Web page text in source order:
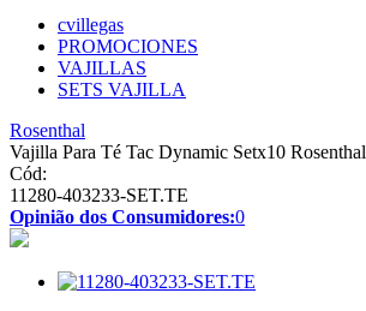
cvillegas
PROMOCIONES
VAJILLAS
SETS VAJILLA
Rosenthal
Vajilla Para Té Tac Dynamic Setx10 Rosenthal
Cód:
11280-403233-SET.TE
Opinião dos Consumidores:0